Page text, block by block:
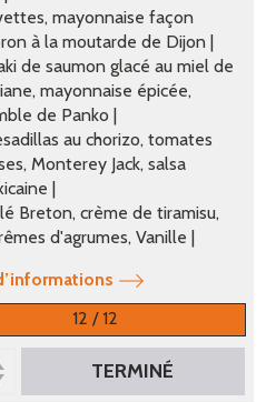
mayonnaise façon
à la moutarde de Dijon |
de saumon glacé au miel de
mayonnaise épicée,
de Panko |
au chorizo, tomates
Monterey Jack, salsa
|
Breton, crème de tiramisu,
d'agrumes, Vanille |
12 / 12
TERMINÉ